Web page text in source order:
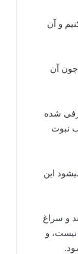
و آن
چون آن
شده
نبوت
این
و سراغ
نیست، و